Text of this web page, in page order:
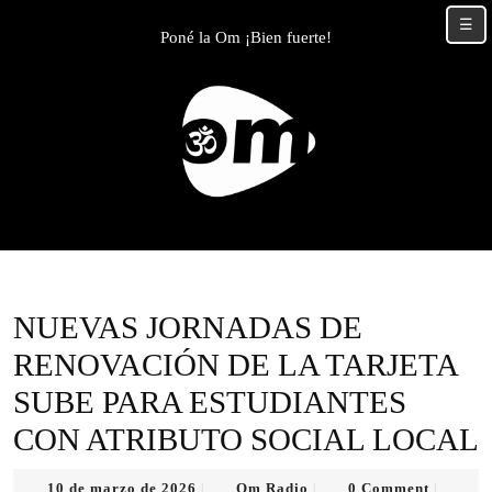
Poné la Om ¡Bien fuerte!
NUEVAS JORNADAS DE
RENOVACIÓN DE LA TARJETA
SUBE PARA ESTUDIANTES
CON ATRIBUTO SOCIAL LOCAL
10 de marzo de 2026 Om Radio 0 Comment
☰